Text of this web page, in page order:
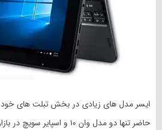
ایسر مدل های زیادی در بخش تبلت های خود
حاضر تنها دو مدل وان ۱۰ و